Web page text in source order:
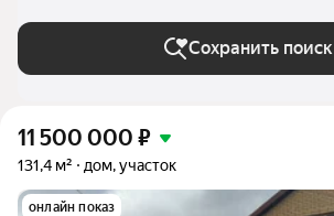
Сохранить поиск
11 500 000 ₽
131,4 м² дом, участок
онлайн показ